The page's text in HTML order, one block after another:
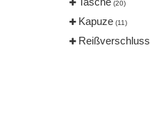
(20)
Kapuze (11)
Reißverschluss